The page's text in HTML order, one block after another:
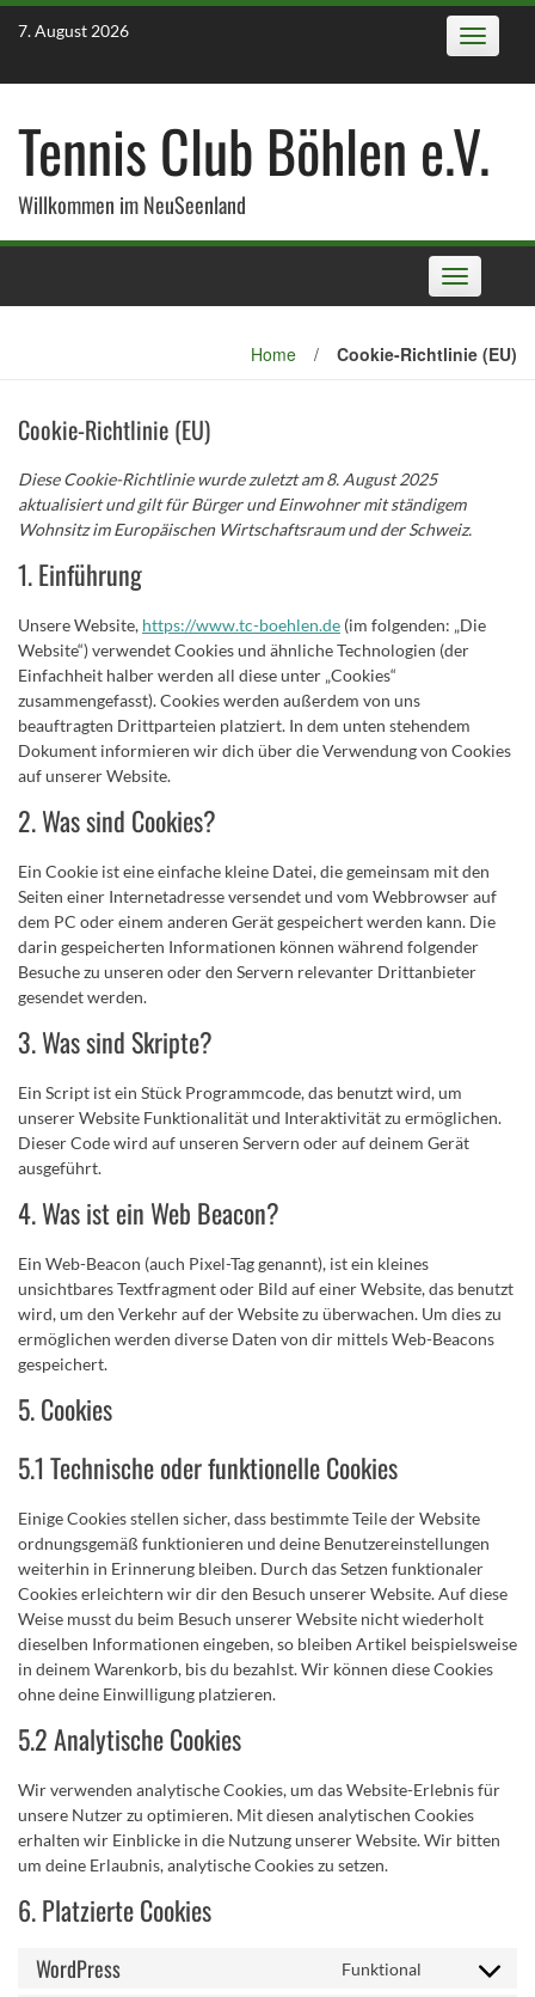
Skip
7. August 2026 Toggle
Tennis Club Böhlen e.V.
Willkommen im NeuSeenland
Toggle
navigation
Home / Cookie-Richtlinie (EU)
Cookie-Richtlinie (EU)
Diese Cookie-Richtlinie wurde zuletzt am 8. August 2025
aktualisiert und gilt für Bürger und Einwohner mit ständigem
Wohnsitz im Europäischen Wirtschaftsraum und der Schweiz.
1. Einführung
Unsere Website, https://www.tc-boehlen.de (im folgenden: „Die
Website“) verwendet Cookies und ähnliche Technologien (der
Einfachheit halber werden all diese unter „Cookies“
zusammengefasst). Cookies werden außerdem von uns
beauftragten Drittparteien platziert. In dem unten stehendem
Dokument informieren wir dich über die Verwendung von Cookies
auf unserer Website.
2. Was sind Cookies?
Ein Cookie ist eine einfache kleine Datei, die gemeinsam mit den
Seiten einer Internetadresse versendet und vom Webbrowser auf
dem PC oder einem anderen Gerät gespeichert werden kann. Die
darin gespeicherten Informationen können während folgender
Besuche zu unseren oder den Servern relevanter Drittanbieter
gesendet werden.
3. Was sind Skripte?
Ein Script ist ein Stück Programmcode, das benutzt wird, um
unserer Website Funktionalität und Interaktivität zu ermöglichen.
Dieser Code wird auf unseren Servern oder auf deinem Gerät
ausgeführt.
4. Was ist ein Web Beacon?
Ein Web-Beacon (auch Pixel-Tag genannt), ist ein kleines
unsichtbares Textfragment oder Bild auf einer Website, das benutzt
wird, um den Verkehr auf der Website zu überwachen. Um dies zu
ermöglichen werden diverse Daten von dir mittels Web-Beacons
gespeichert.
5. Cookies
5.1 Technische oder funktionelle Cookies
Einige Cookies stellen sicher, dass bestimmte Teile der Website
ordnungsgemäß funktionieren und deine Benutzereinstellungen
weiterhin in Erinnerung bleiben. Durch das Setzen funktionaler
Cookies erleichtern wir dir den Besuch unserer Website. Auf diese
Weise musst du beim Besuch unserer Website nicht wiederholt
dieselben Informationen eingeben, so bleiben Artikel beispielsweise
in deinem Warenkorb, bis du bezahlst. Wir können diese Cookies
ohne deine Einwilligung platzieren.
5.2 Analytische Cookies
Wir verwenden analytische Cookies, um das Website-Erlebnis für
unsere Nutzer zu optimieren. Mit diesen analytischen Cookies
erhalten wir Einblicke in die Nutzung unserer Website. Wir bitten
um deine Erlaubnis, analytische Cookies zu setzen.
6. Platzierte Cookies
WordPress Funktional
Consent